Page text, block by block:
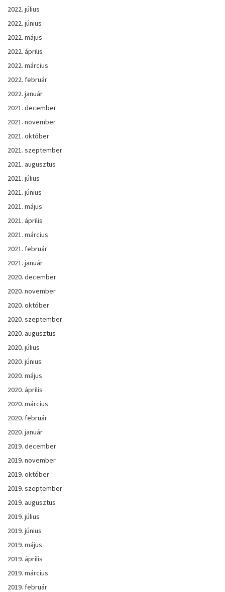
2022. július
2022. június
2022. május
2022. április
2022. március
2022. február
2022. január
2021. december
2021. november
2021. október
2021. szeptember
2021. augusztus
2021. július
2021. június
2021. május
2021. április
2021. március
2021. február
2021. január
2020. december
2020. november
2020. október
2020. szeptember
2020. augusztus
2020. július
2020. június
2020. május
2020. április
2020. március
2020. február
2020. január
2019. december
2019. november
2019. október
2019. szeptember
2019. augusztus
2019. július
2019. június
2019. május
2019. április
2019. március
2019. február